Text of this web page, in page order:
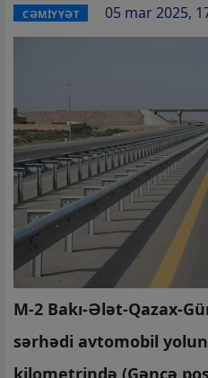
CƏMİYYƏT 05 mar 2025,
M-2 Bakı-Ələt-Qazax-
sərhədi avtomobil
kilometrində (Gəncə